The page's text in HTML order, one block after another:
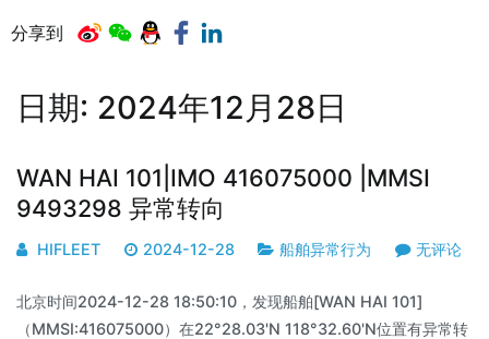
分享到
日期: 2024年12月28日
WAN HAI 101|IMO 416075000 |MMSI
9493298 异常转向
HIFLEET 2024-12-28 船舶异常行为 无评论
北京时间2024-12-28 18:50:10，发现船舶[WAN HAI 101]
（MMSI:416075000）在22°28.03'N 118°32.60'N位置有异常转